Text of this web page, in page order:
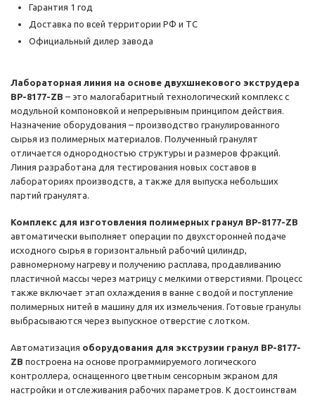
Гарантия 1 год
Доставка по всей территории РФ и ТС
Официальный дилер завода
Лабораторная линия на основе двухшнекового экструдера
BP-8177-ZB – это малогабаритный технологический комплекс с
модульной компоновкой и непрерывным принципом действия.
Назначение оборудования – производство гранулированного
сырья из полимерных материалов. Полученный гранулят
отличается однородностью структуры и размеров фракций.
Линия разработана для тестирования новых составов в
лабораториях производств, а также для выпуска небольших
партий гранулята.
Комплекс для изготовления полимерных гранул BP-8177-ZB
автоматически выполняет операции по двухсторонней подаче
исходного сырья в горизонтальный рабочий цилиндр,
равномерному нагреву и получению расплава, продавливанию
пластичной массы через матрицу с мелкими отверстиями. Процесс
также включает этап охлаждения в ванне с водой и поступление
полимерных нитей в машину для их измельчения. Готовые гранулы
выбрасываются через выпускное отверстие с лотком.
Автоматизация оборудования для экструзии гранул BP-8177-
ZB построена на основе программируемого логического
контроллера, оснащенного цветным сенсорным экраном для
настройки и отслеживания рабочих параметров. К достоинствам